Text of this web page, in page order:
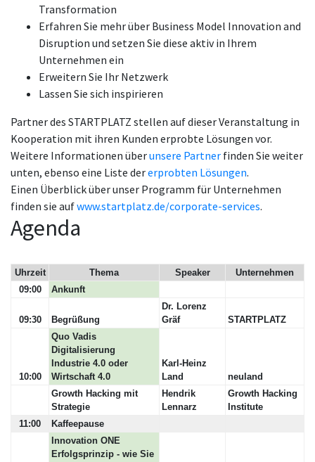
Transformation
Erfahren Sie mehr über Business Model Innovation and
Disruption und setzen Sie diese aktiv in Ihrem
Unternehmen ein
Erweitern Sie Ihr Netzwerk
Lassen Sie sich inspirieren
Partner des STARTPLATZ stellen auf dieser Veranstaltung in
Kooperation mit ihren Kunden erprobte Lösungen vor.
Weitere Informationen überunsere Partner finden Sie weiter
unten, ebenso eine Liste dererprobten Lösungen.
Einen Überblick über unser Programm für Unternehmen
finden sie aufwww.startplatz.de/corporate-services.
Agenda
Uhrzeit Thema Speaker
Unternehmen
09:00
Ankunft
09:30 Begrüßung
Dr. Lorenz
Gräf
STARTPLATZ
10:00
Quo Vadis
Digitalisierung
Industrie 4.0 oder
Wirtschaft 4.0
Karl-Heinz
Land
neuland
Growth Hacking mit
Strategie
Hendrik
Lennarz
Growth Hacking
Institute
11:00
Kaffeepause
Innovation ONE
Erfolgsprinzip - wie Sie